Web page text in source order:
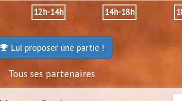
12h-14h 14h-18h
Lui proposer une partie !
Tous ses partenaires